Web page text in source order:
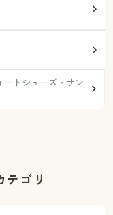
ートシューズ・サン
テゴリ